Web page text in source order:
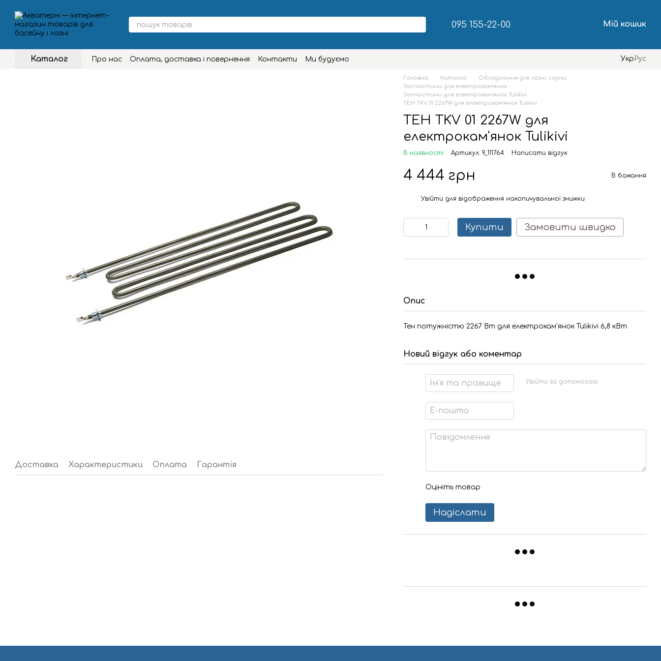
095 155-22-00 Мій кошик
Каталог Про нас Оплата, доставка і повернення Контакти Ми будуємо Укр Рус
Доставка Характеристики Оплата Гарантія
Головна Каталог
Обладнання для лазні, сауни
Запчастини для електрокам'янок
Запчастини для електрокам'янок Tulikivi
ТЕН TKV 01 2267W для електрокам'янок Tulikivi
ТЕН TKV 01 2267W для
електрокам'янок Tulikivi
В наявності Артикул: 9_111764 Написати відгук
4 444 грн В бажання
Увійти для відображення накопичувальної знижки
Купити Замовити швидко
Опис
Тен потужністю 2267 Вт для електрокам'янок Tulikivi 6,8 кВт
Новий відгук або коментар
Увійти за допомогою
Оцініть товар
Надіслати